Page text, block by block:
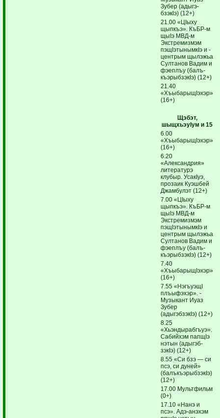
Зубер (ады­гэ­
бзэкIэ) (12+)
21.00 «ЦIыху
щыпкъэ». КъБР-м
щыIэ МВД-м
Экстремизмэм
пэщIэтынымкIэ и ­
центрым щылэжьа
Султанов Вадим и
фэеплъу (балъ­
къэ­рыбзэкIэ) (12+)
21.40
«ХъыбарыщIэхэр»
(16+)
Щэбэт,
шыщхьэуIум и 15
6.00
«ХъыбарыщIэхэр»
(16+)
6.20
«Александрия»
литературэ
клубыр. УсакIуэ,
про­заик Куэшбей
Джамбулэт (12+)
7.00 «ЦIыху
щыпкъэ». КъБР-м
щыIэ МВД-м
Экстре­мизмэм
пэщIэтынымкIэ и
центрым щылэжьа
Султанов Вадим и
фэеплъу (балъ­
къэ­рыбзэкIэ) (12+)
7.40
«ХъыбарыщIэхэр»
(16+)
7.55 «НэгъуэщI
плъыфэхэр». ­
Музыкант Иуаз
Зубер
(адыгэбзэкIэ) (12+)
8.25
«Хьэндырабгъуэ».
Сабийхэм папщIэ
нэтын (адыгэб­
зэкIэ) (12+)
8.55 «Си бзэ — си
псэ, си дуней»
(балъ­къэ­рыбзэкIэ)
(12+)
17.00 Мультфильм
(0+)
17.10 «Нанэ и
псэ». Адэ-анэхэм